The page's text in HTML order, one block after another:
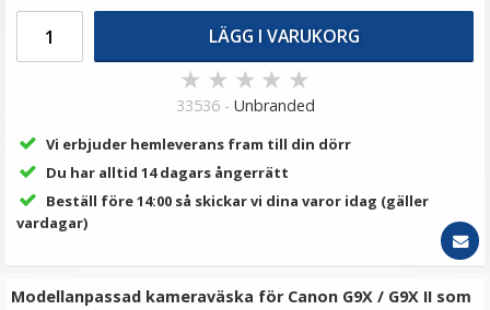
JJC Automatiskt främre objektivlock för Canon
LÄGG I VARUKORG
★ ★ ★ ★ ★
33536 - Unbranded
Vi erbjuder hemleverans fram till din dörr
Du har alltid 14 dagars ångerrätt
Beställ före 14:00 så skickar vi dina varor idag (gäller
vardagar)
Modellanpassad kameraväska för Canon G9X / G9X II som